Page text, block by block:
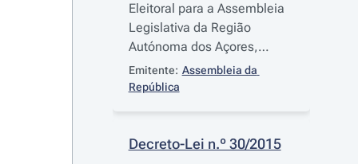
Eleitoral para a Assembleia
Legislativa da Região
Autónoma dos Açores,
aprovada peloDecreto-Lei
n.º 267/80
72/93, de 30 de novembro, e
Emitente: Assembleia da
República
Decreto-Lei n.º 30/2015